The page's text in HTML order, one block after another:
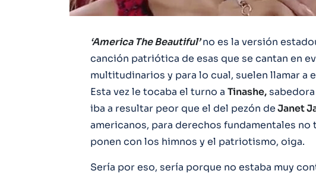
‘America The Beautiful’no es la versión
canción patriótica de esas que se cantan en
multitudinarios y para lo cual, suelen llamar a
Esta vez le tocaba el turno a Tinashe,
iba a resultar peor que el del pezón deJanet
americanos, para derechos fundamentales
ponen con los himnos y el patriotismo, oiga.
Sería por eso, sería porque no estaba muy